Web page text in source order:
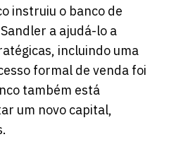
instruiu o banco de
a ajudá-lo a
incluindo uma
formal de venda foi
também está
um novo capital,